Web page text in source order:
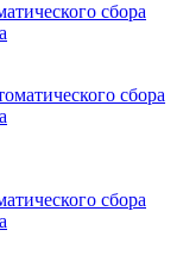
сбора
сбора